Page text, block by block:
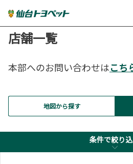
店舗一覧
本部へのお問い合わせはこち
地図から探す
条件で絞り
換用シート）
キッズルーム
子供110番
条件で絞り